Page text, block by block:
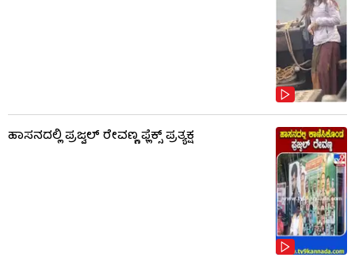
ಹಾಸನದಲ್ಲಿ ಪ್ರಜ್ವಲ್ ರೇವಣ್ಣ ಫ್ಲೆಕ್ಸ್ ಪ್ರತ್ಯಕ್ಷ